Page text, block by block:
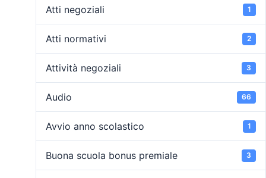
Atti negoziali 1
Atti normativi 2
Attività negoziali 3
Audio 66
Avvio anno scolastico 1
Buona scuola bonus premiale 3